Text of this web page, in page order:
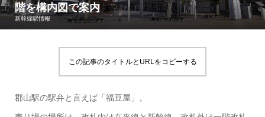
階を構内図で案内
新幹線駅情報
この記事のタイトルとURLをコピーする
郡山駅の駅弁と言えば「福豆屋」。